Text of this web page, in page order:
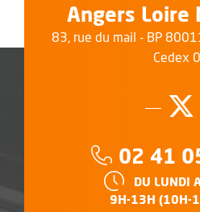
Angers Loire
83, rue du mail - BP
Cedex
02 41
HORAIRES :
DU LUNDI
9H-13H (10H-